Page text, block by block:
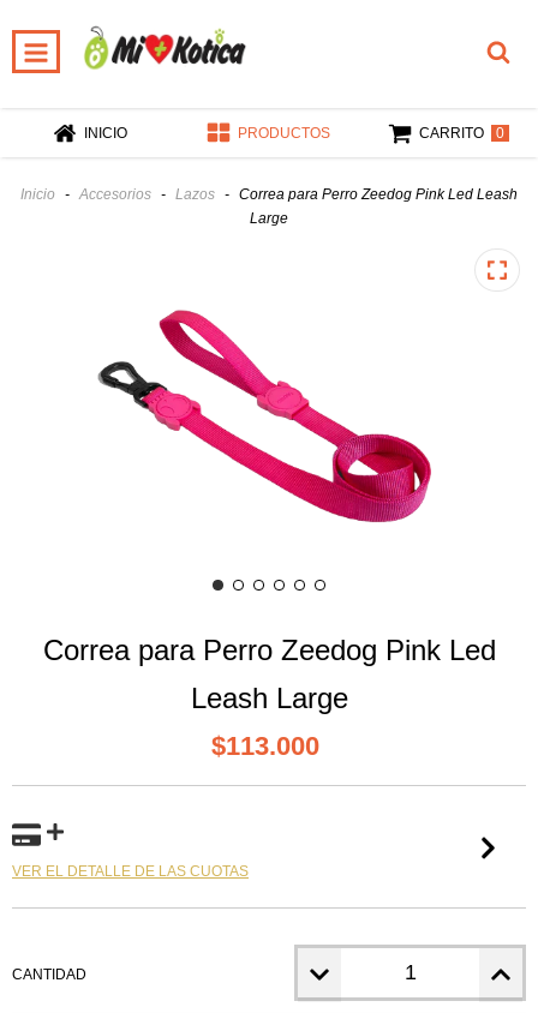
INICIO PRODUCTOS CARRITO 0
Inicio - Accesorios - Lazos - Correa para Perro Zeedog Pink Led Leash
Large
Correa para Perro Zeedog Pink Led
Leash Large
$113.000
VER EL DETALLE DE LAS CUOTAS
CANTIDAD